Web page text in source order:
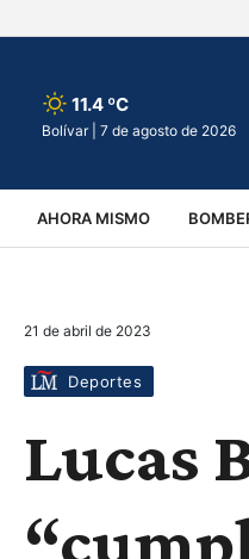
11.4 ºC
Bolívar | 7 de agosto de 2026
AHORA MISMO
VIRALES ACCIDENTES
21 de abril de 2023
Deportes
Lucas